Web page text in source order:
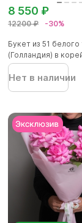
12200 ₽ -30%
8 550 ₽
Букет из 51
(Голландия) в
Нет в наличии